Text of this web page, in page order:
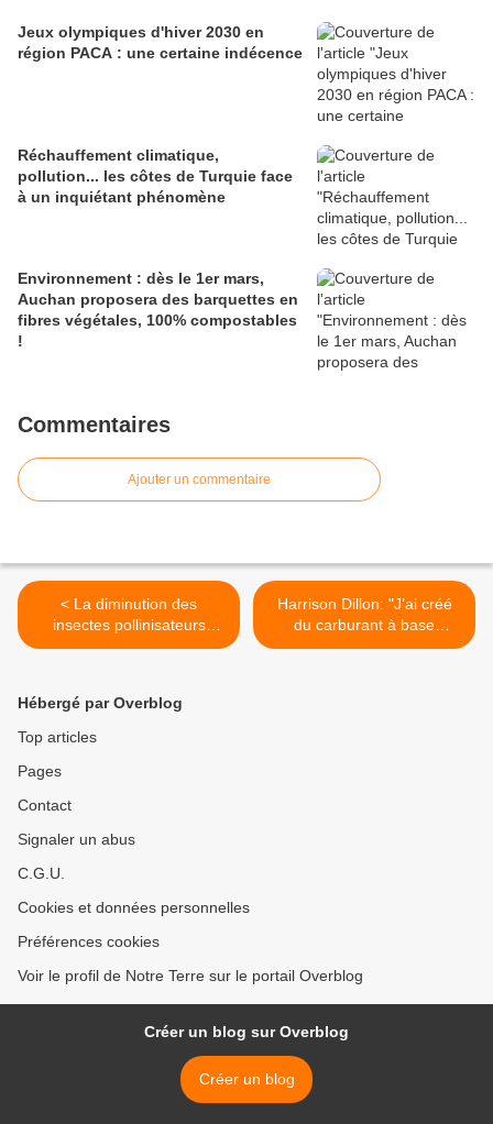
Jeux olympiques d'hiver 2030 en
région PACA : une certaine indécence
Réchauffement climatique,
pollution... les côtes de Turquie face
à un inquiétant phénomène
Environnement : dès le 1er mars,
Auchan proposera des barquettes en
fibres végétales, 100% compostables
!
Commentaires
Ajouter un commentaire
< La diminution des
insectes pollinisateurs
menace les cultures
Harrison Dillon: "J’ai créé
du carburant à base
d’algues…" >
Hébergé par Overblog
Top articles
Pages
Contact
Signaler un abus
C.G.U.
Cookies et données personnelles
Préférences cookies
Voir le profil de Notre Terre sur le portail Overblog
Créer un blog sur Overblog
Créer un blog